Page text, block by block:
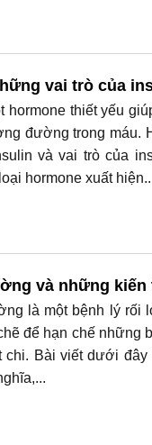
vai trò của
hormone thiết yếu
đường trong máu.
và vai trò của
hormone xuất
và những
là một bệnh lý rối
để hạn chế những
chi. Bài viết dưới